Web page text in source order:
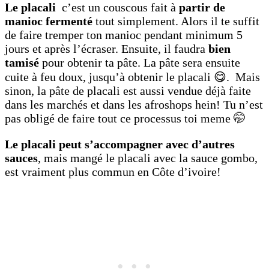
Le placali c’est un couscous fait à partir de
manioc fermenté tout simplement. Alors il te suffit
de faire tremper ton manioc pendant minimum 5
jours et après l’écraser. Ensuite, il faudra bien
tamisé pour obtenir ta pâte. La pâte sera ensuite
cuite à feu doux, jusqu’à obtenir le placali 😋. Mais
sinon, la pâte de placali est aussi vendue déjà faite
dans les marchés et dans les afroshops hein! Tu n’est
pas obligé de faire tout ce processus toi meme 🤭
Le placali peut s’accompagner avec d’autres
sauces, mais mangé le placali avec la sauce gombo,
est vraiment plus commun en Côte d’ivoire!